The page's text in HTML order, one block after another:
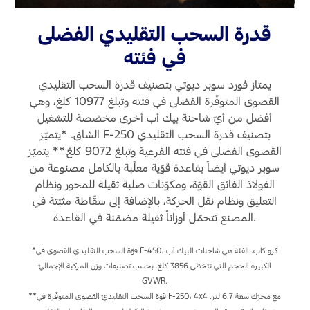
الأسئلة الشائعة
قدرة السحب التقليدي الفضلى
في فئته
يمتاز فورد سوبر ديوتي بتصنيف قدرة السحب التقليدي
القصوى المتوفّرة الفضلى في فئته وتبلغ 10977 كلغ، وهي
أفضل من أيّ شاحنة بيك أب أخرى مخصّصة للتشغيل
الشاق. *يتميّز F-250 بتصنيف قدرة السحب التقليدي
القصوى الفضلى في فئته الفرعية وتبلغ 9072 كلغ.** يتميّز
سوبر ديوتي أيضاً بقاعدة قوّية معلّبة بالكامل مصنوعة من
الفولاذ الفائق القوّة، ومكوّنات صلبة ثقيلة للمحور ونظام
التعليق ونظام نقل الحركة، بالإضافة إلى سقّاطة مثبّتة في
المصنع تتحمّل أوزاناً ثقيلة مضمّنة في القاعدة.
*قوّة السحب التقليديّ القصوى في F-450، كرو كاب. الفئة هي شاحنات البيك أب
الكبيرة الحجم التي تتخطّى 3856 كلغ. بحسب تصنيفات وزن المركبة الإجماليّ
GVWR.
**قوّة السحب التقليديّ القصوى المتوفّرة في F-250، ‏4x4‎ مع محرّك سعة 6.7 لتر.